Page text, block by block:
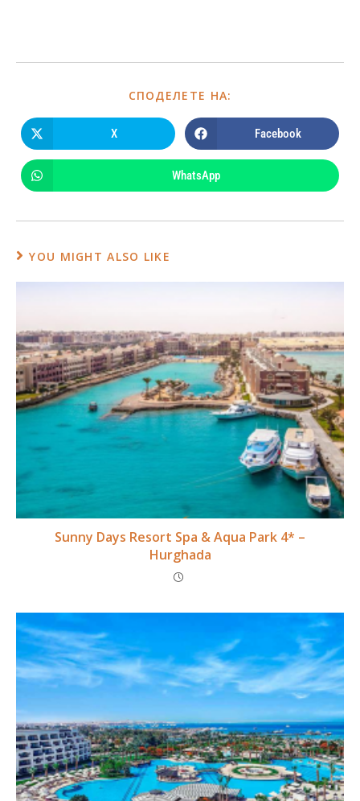
СПОДЕЛЕТЕ НА:
X Facebook
WhatsApp
YOU MIGHT ALSO LIKE
Sunny Days Resort Spa & Aqua Park 4* –
Hurghada